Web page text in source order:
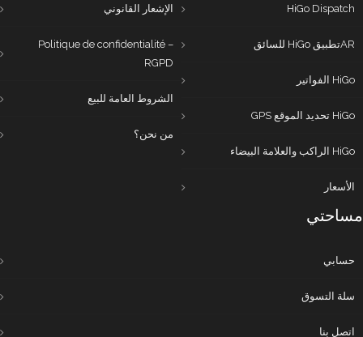
HiGo Dispatch
ARتطبيق HiGo للسائق
HiGo الفواتير
HiGo تحديد الموقع GPS
HiGo الراكب والعلامة البيضاء
الأسعار
الإشعار القانوني
Politique de confidentialité –
RGPD
الشروط العامة للبيع
من نحن؟
مساحتي
حسابي
سلة التسوق
اتصل بنا